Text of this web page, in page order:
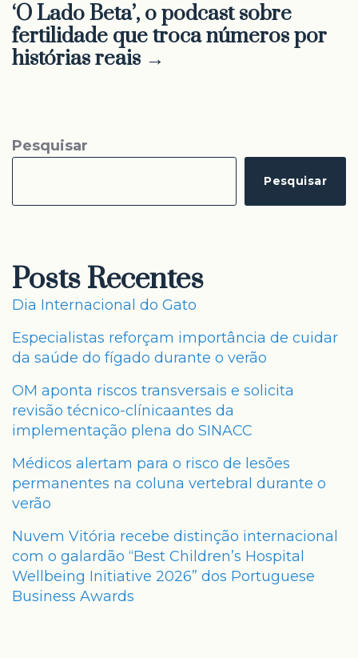
‘O Lado Beta’, o podcast sobre
fertilidade que troca números por
histórias reais →
Pesquisar
Pesquisar
Posts Recentes
Dia Internacional do Gato
Especialistas reforçam importância de cuidar
da saúde do fígado durante o verão
OM aponta riscos transversais e solicita
revisão técnico-clínicaantes da
implementação plena do SINACC
Médicos alertam para o risco de lesões
permanentes na coluna vertebral durante o
verão
Nuvem Vitória recebe distinção internacional
com o galardão “Best Children’s Hospital
Wellbeing Initiative 2026” dos Portuguese
Business Awards